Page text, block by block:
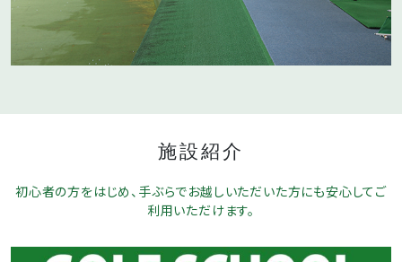
施設紹介
初心者の方をはじめ、手ぶらでお越しいただいた方にも安心してご
利用いただけます。